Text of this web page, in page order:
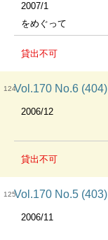
2007/1
をめぐって
貸出不可
124Vol.170 No.6 (404)
2006/12
貸出不可
125Vol.170 No.5 (403)
2006/11